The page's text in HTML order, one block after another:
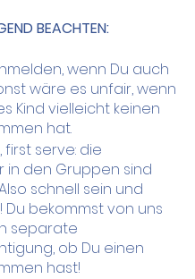
BEACHTEN:
wenn Du auch
wäre es unfair, wenn
Kind vielleicht keinen
hat.
first serve: die
in den Gruppen sind
schnell sein und
Du bekommst von uns
separate
ob Du einen
hast!